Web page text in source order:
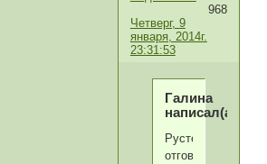
968
Четверг, 9
января, 2014г.
23:31:53
Галина
написал(а):
Рустем
отговорил